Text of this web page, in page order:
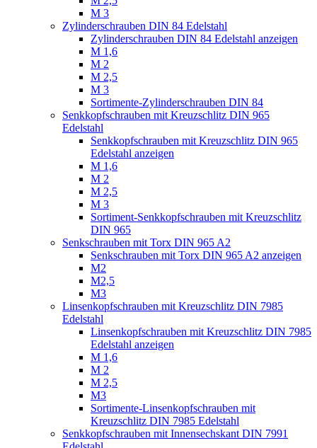
M 3
Zylinderschrauben DIN 84 Edelstahl
Zylinderschrauben DIN 84 Edelstahl anzeigen
M 1,6
M 2
M 2,5
M 3
Sortimente-Zylinderschrauben DIN 84
Senkkopfschrauben mit Kreuzschlitz DIN 965
Edelstahl
Senkkopfschrauben mit Kreuzschlitz DIN 965
Edelstahl anzeigen
M 1,6
M 2
M 2,5
M 3
Sortiment-Senkkopfschrauben mit Kreuzschlitz
DIN 965
Senkschrauben mit Torx DIN 965 A2
Senkschrauben mit Torx DIN 965 A2 anzeigen
M2
M2,5
M3
Linsenkopfschrauben mit Kreuzschlitz DIN 7985
Edelstahl
Linsenkopfschrauben mit Kreuzschlitz DIN 7985
Edelstahl anzeigen
M 1,6
M 2
M 2,5
M3
Sortimente-Linsenkopfschrauben mit
Kreuzschlitz DIN 7985 Edelstahl
Senkkopfschrauben mit Innensechskant DIN 7991